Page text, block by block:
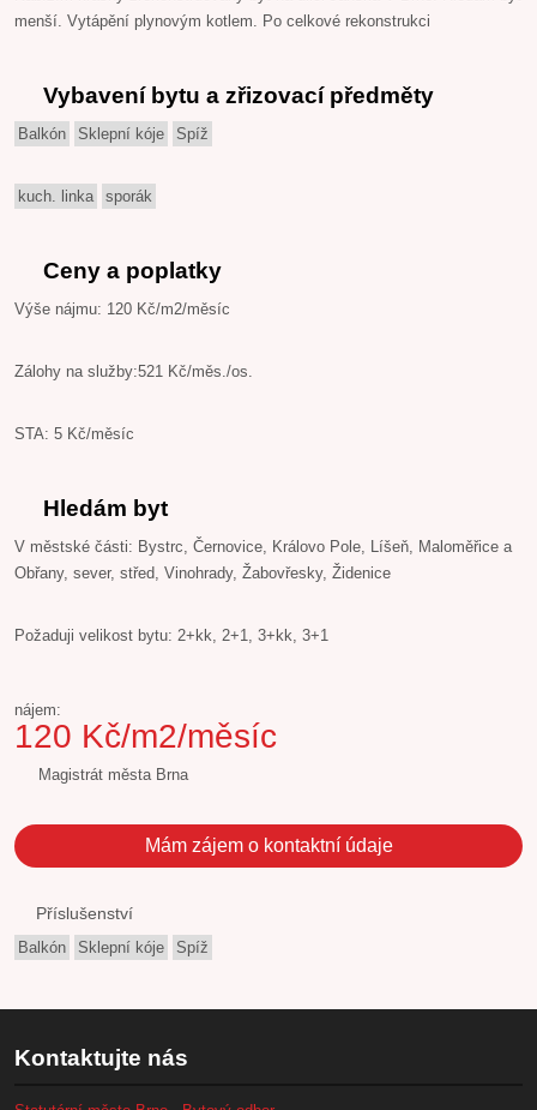
menší. Vytápění plynovým kotlem. Po celkové rekonstrukci
Vybavení bytu a zřizovací předměty
Balkón Sklepní kóje Spíž
kuch. linka sporák
Ceny a poplatky
Výše nájmu: 120 Kč/m2/měsíc
Zálohy na služby:521 Kč/měs./os.
STA: 5 Kč/měsíc
Hledám byt
V městské části: Bystrc, Černovice, Královo Pole, Líšeň, Maloměřice a
Obřany, sever, střed, Vinohrady, Žabovřesky, Židenice
Požaduji velikost bytu: 2+kk, 2+1, 3+kk, 3+1
nájem:
120 Kč/m2/měsíc
Magistrát města Brna
Mám zájem o kontaktní údaje
Příslušenství
Balkón Sklepní kóje Spíž
Kontaktujte nás